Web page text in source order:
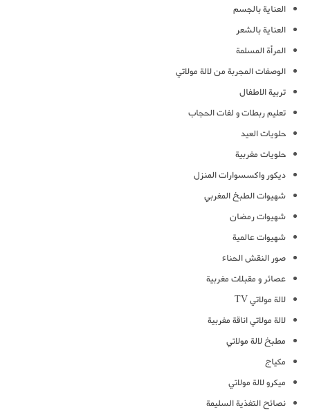
العناية بالجسم
العناية بالشعر
المرأة المسلمة
الوصفات المجربة من لالة مولاتي
تربية الاطفال
تعليم ربطات و لفات الحجاب
حلويات العيد
حلويات مغربية
ديكور واكسسوارات المنزل
شهيوات الطبخ المغربي
شهيوات رمضان
شهيوات عالمية
صور النقش الحناء
عصائر و مقبلات مغربية
لالة مولاتي TV
لالة مولاتي اناقة مغربية
مطبخ لالة مولاتي
مكياج
ميكرو لالة مولاتي
نصائح التغذية السليمة